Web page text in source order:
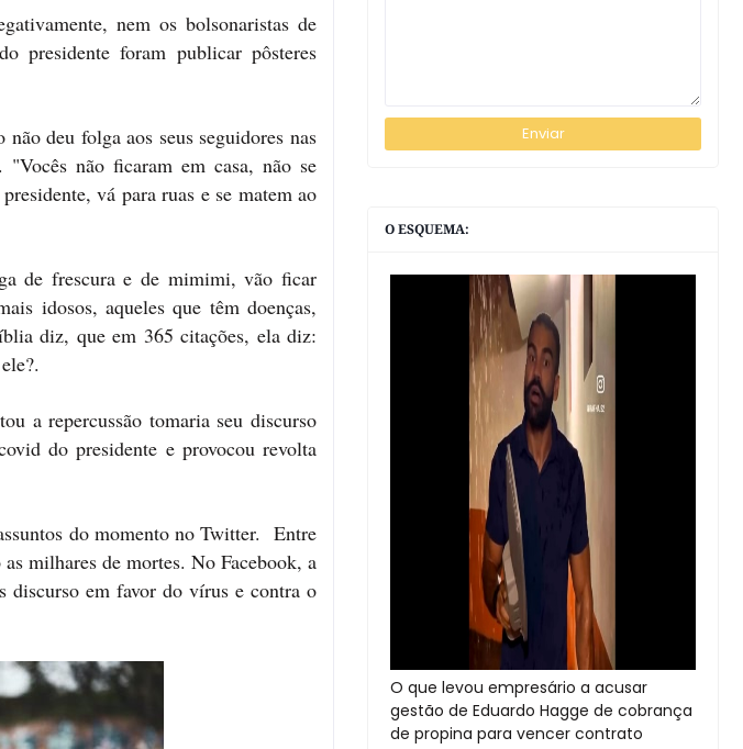
nem os bolsonaristas de
presidente foram publicar pôsteres
deu folga aos seus seguidores nas
não ficaram em casa, não se
vá para ruas e se matem ao
de frescura e de mimimi, vão ficar
idosos, aqueles que têm doenças,
diz, que em 365 citações, ela diz:
a repercussão tomaria seu discurso
do presidente e provocou revolta
do momento no Twitter. Entre
milhares de mortes. No Facebook, a
discurso em favor do vírus e contra o
O ESQUEMA:
O que levou empresário a acusar
gestão de Eduardo Hagge de cobrança
de propina para vencer contrato